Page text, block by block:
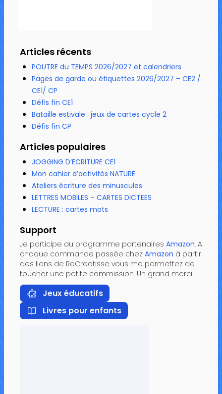
Articles récents
POUTRE du TEMPS 2026/2027 et calendriers
Pages de garde ou étiquettes 2026/2027 – CE2 /
CE1/ CP
Défis fin CE1
Bataille estivale : jeux de cartes cycle 2
Défis fin CP
Articles populaires
JOGGING D’ECRITURE CE1
Mon cahier d’activités NATURE
Ateliers écriture des minuscules
LETTRES MOBILES – CARTES DICTEES
LECTURE : cartes mots
Support
Je participe au programme partenaires Amazon. A
chaque commande passée chez Amazon à partir
des liens de ReCreatisse vous me permettez de
toucher une petite commission. Un grand merci !
Jeux éducatifs
Livres pour enfants